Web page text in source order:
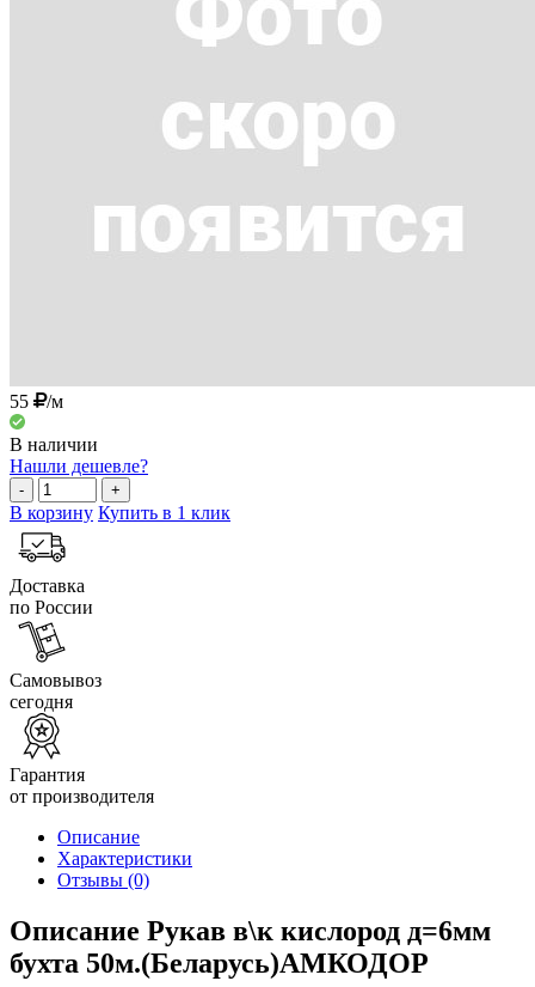
55 /м
В наличии
Нашли дешевле?
- +
В корзину Купить в 1 клик
Доставка
по России
Самовывоз
сегодня
Гарантия
от производителя
Описание
Характеристики
Отзывы (0)
Описание Рукав в\к кислород д=6мм
бухта 50м.(Беларусь)АМКОДОР